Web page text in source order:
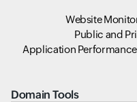
Website
Public and
Application Performance
Domain Tools